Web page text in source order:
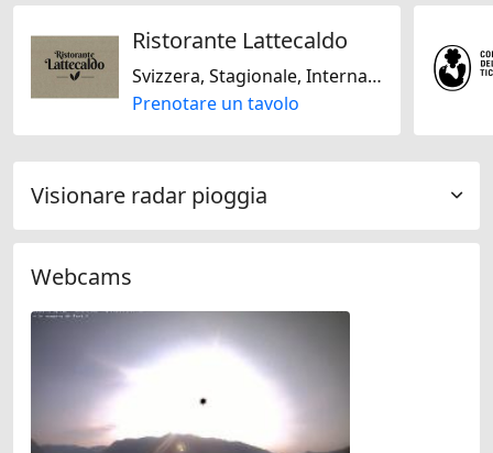
Ristorante Lattecaldo
Svizzera, Stagionale, Internazionale, Regionale, Francese, Italiana, Mediterranea, Senza lattosio, Senza glutine
Prenotare un tavolo
Visionare radar pioggia
Webcams